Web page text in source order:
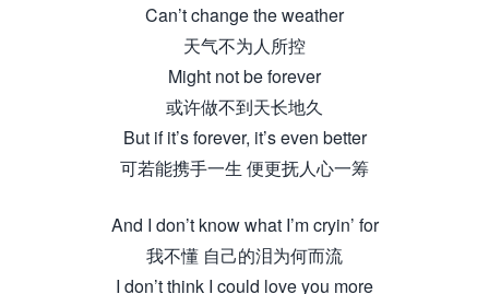
Can’t change the weather
天气不为人所控
Might not be forever
或许做不到天长地久
But if it’s forever, it’s even better
可若能携手一生 便更抚人心一筹
And I don’t know what I’m cryin’ for
我不懂 自己的泪为何而流
I don’t think I could love you more